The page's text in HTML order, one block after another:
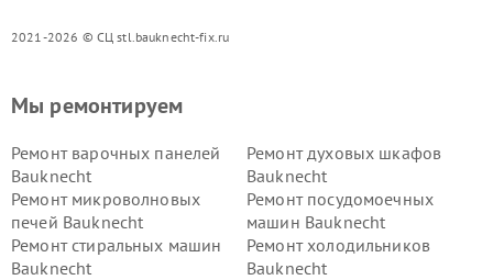
2021-2026 © СЦ stl.bauknecht-fix.ru
Мы ремонтируем
Ремонт варочных панелей
Bauknecht
Ремонт духовых шкафов
Bauknecht
Ремонт микроволновых
печей Bauknecht
Ремонт посудомоечных
машин Bauknecht
Ремонт стиральных машин
Bauknecht
Ремонт холодильников
Bauknecht